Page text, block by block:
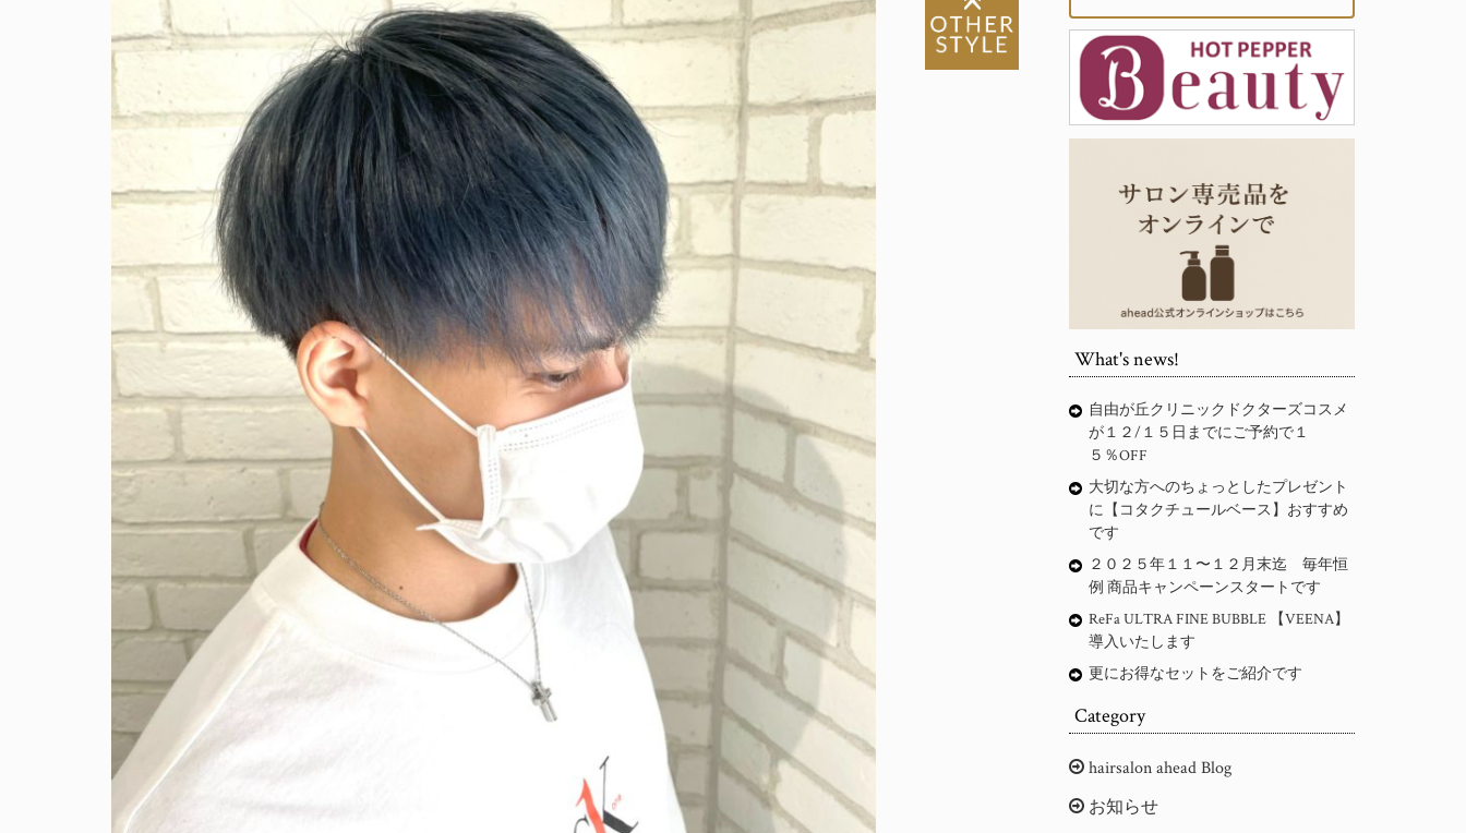
What's news!
自由が丘クリニックドクターズコスメ
が１２/１５日までにご予約で１
５％OFF
大切な方へのちょっとしたプレゼント
に【コタクチュールベース】おすすめ
です
２０２５年１１〜１２月末迄 毎年恒
例 商品キャンペーンスタートです
ReFa ULTRA FINE BUBBLE 【VEENA】
導入いたします
更にお得なセットをご紹介です
Category
hairsalon ahead Blog
お知らせ